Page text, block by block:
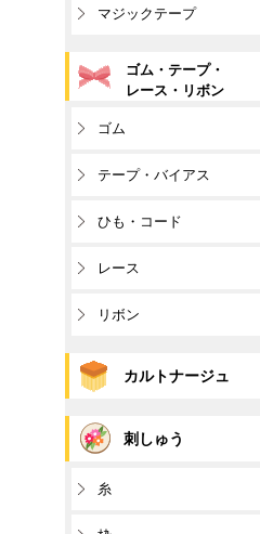
マジックテープ
ゴム・テープ・
レース・リボン
ゴム
テープ・バイアス
ひも・コード
レース
リボン
カルトナージュ
刺しゅう
糸